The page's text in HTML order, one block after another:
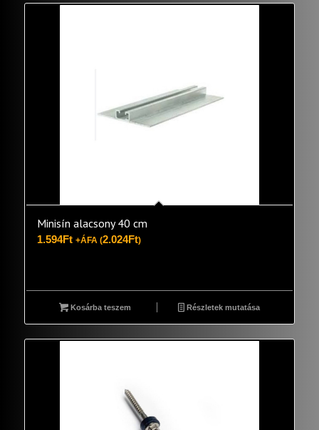
Minisín alacsony 40 cm
1.594Ft +ÁFA (2.024Ft)
Kosárba teszem Részletek mutatása